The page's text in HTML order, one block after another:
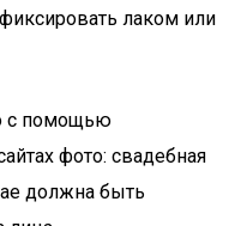
лаком или
с помощью
фото: свадебная
должна быть